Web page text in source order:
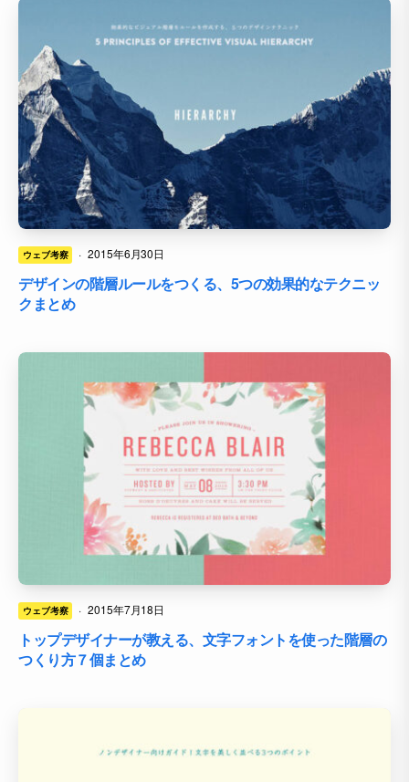
ウェブ考察 · 2015年6月30日
デザインの階層ルールをつくる、5つの効果的なテクニッ
クまとめ
ウェブ考察 · 2015年7月18日
トップデザイナーが教える、文字フォントを使った階層の
つくり方７個まとめ